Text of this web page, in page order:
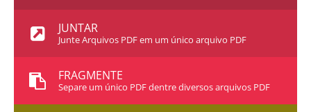
JUNTAR
Junte Arquivos PDF em um único arquivo PDF
FRAGMENTE
Separe um único PDF dentre diversos arquivos PDF